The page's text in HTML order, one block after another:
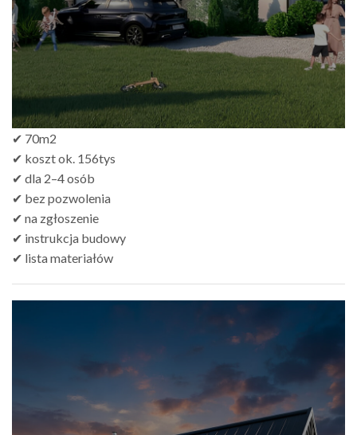
✔ 70m2
✔ koszt ok. 156tys
✔ dla 2–4 osób
✔ bez pozwolenia
✔ na zgłoszenie
✔ instrukcja budowy
✔ lista materiałów